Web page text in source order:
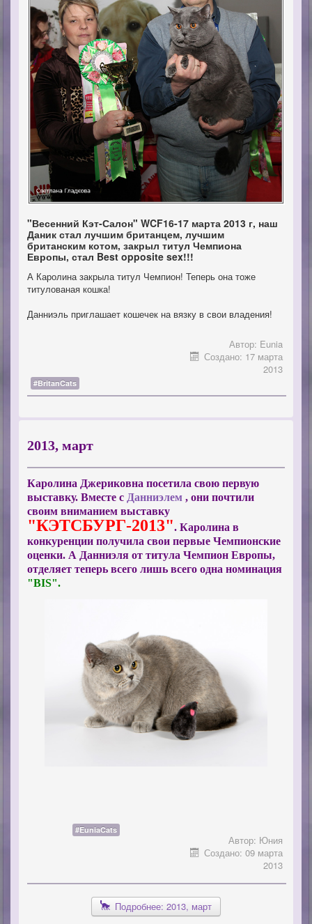
"Весенний Кэт-Салон" WCF16-17 марта 2013 г, наш
Даник стал лучшим британцем, лучшим
британским котом, закрыл титул Чемпиона
Европы, стал Best opposite sex!!!
А Каролина закрыла титул Чемпион! Теперь она тоже
титулованая кошка!
Данниэль приглашает кошечек на вязку в свои владения!
Автор: Eunia
Создано: 17 марта
2013
#BritanCats
2013, март
Каролина Джериковна посетила свою первую
выставку. Вместе с Данниэлем , они почтили
своим вниманием выставку
"КЭТСБУРГ-2013". Каролина в
конкуренции получила свои первые Чемпионские
оценки. А Данниэля от титула Чемпион Европы,
отделяет теперь всего лишь всего одна номинация
"BIS".
Автор: Юния
Создано: 09 марта
2013
#EuniaCats
Подробнее: 2013, март